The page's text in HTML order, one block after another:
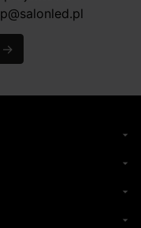
→
arrow_drop_down
arrow_drop_down
arrow_drop_down
arrow_drop_down